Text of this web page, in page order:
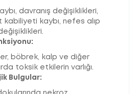
davranış değişiklikleri,
kabiliyeti kaybı, nefes alıp
böbrek, kalp ve diğer
toksik etkilerin varlığı.
Bulgular: